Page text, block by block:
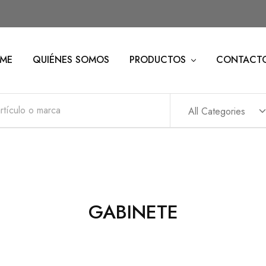
QUIÉNES SOMOS PRODUCTOS
All Categories
GABINETE